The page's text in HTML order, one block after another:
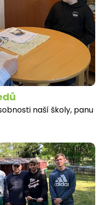
naší školy, panu